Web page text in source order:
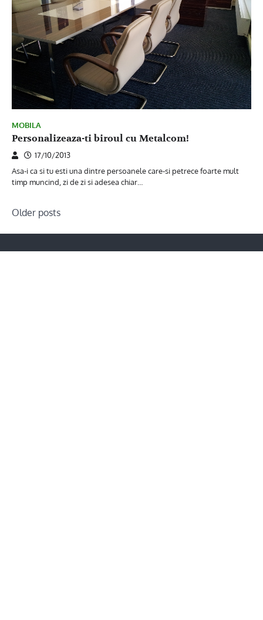
MOBILA
Personalizeaza-ti biroul cu Metalcom!
17/10/2013
Asa-i ca si tu esti una dintre persoanele care-si petrece foarte mult
timp muncind, zi de zi si adesea chiar…
Posts
navigation
Older posts